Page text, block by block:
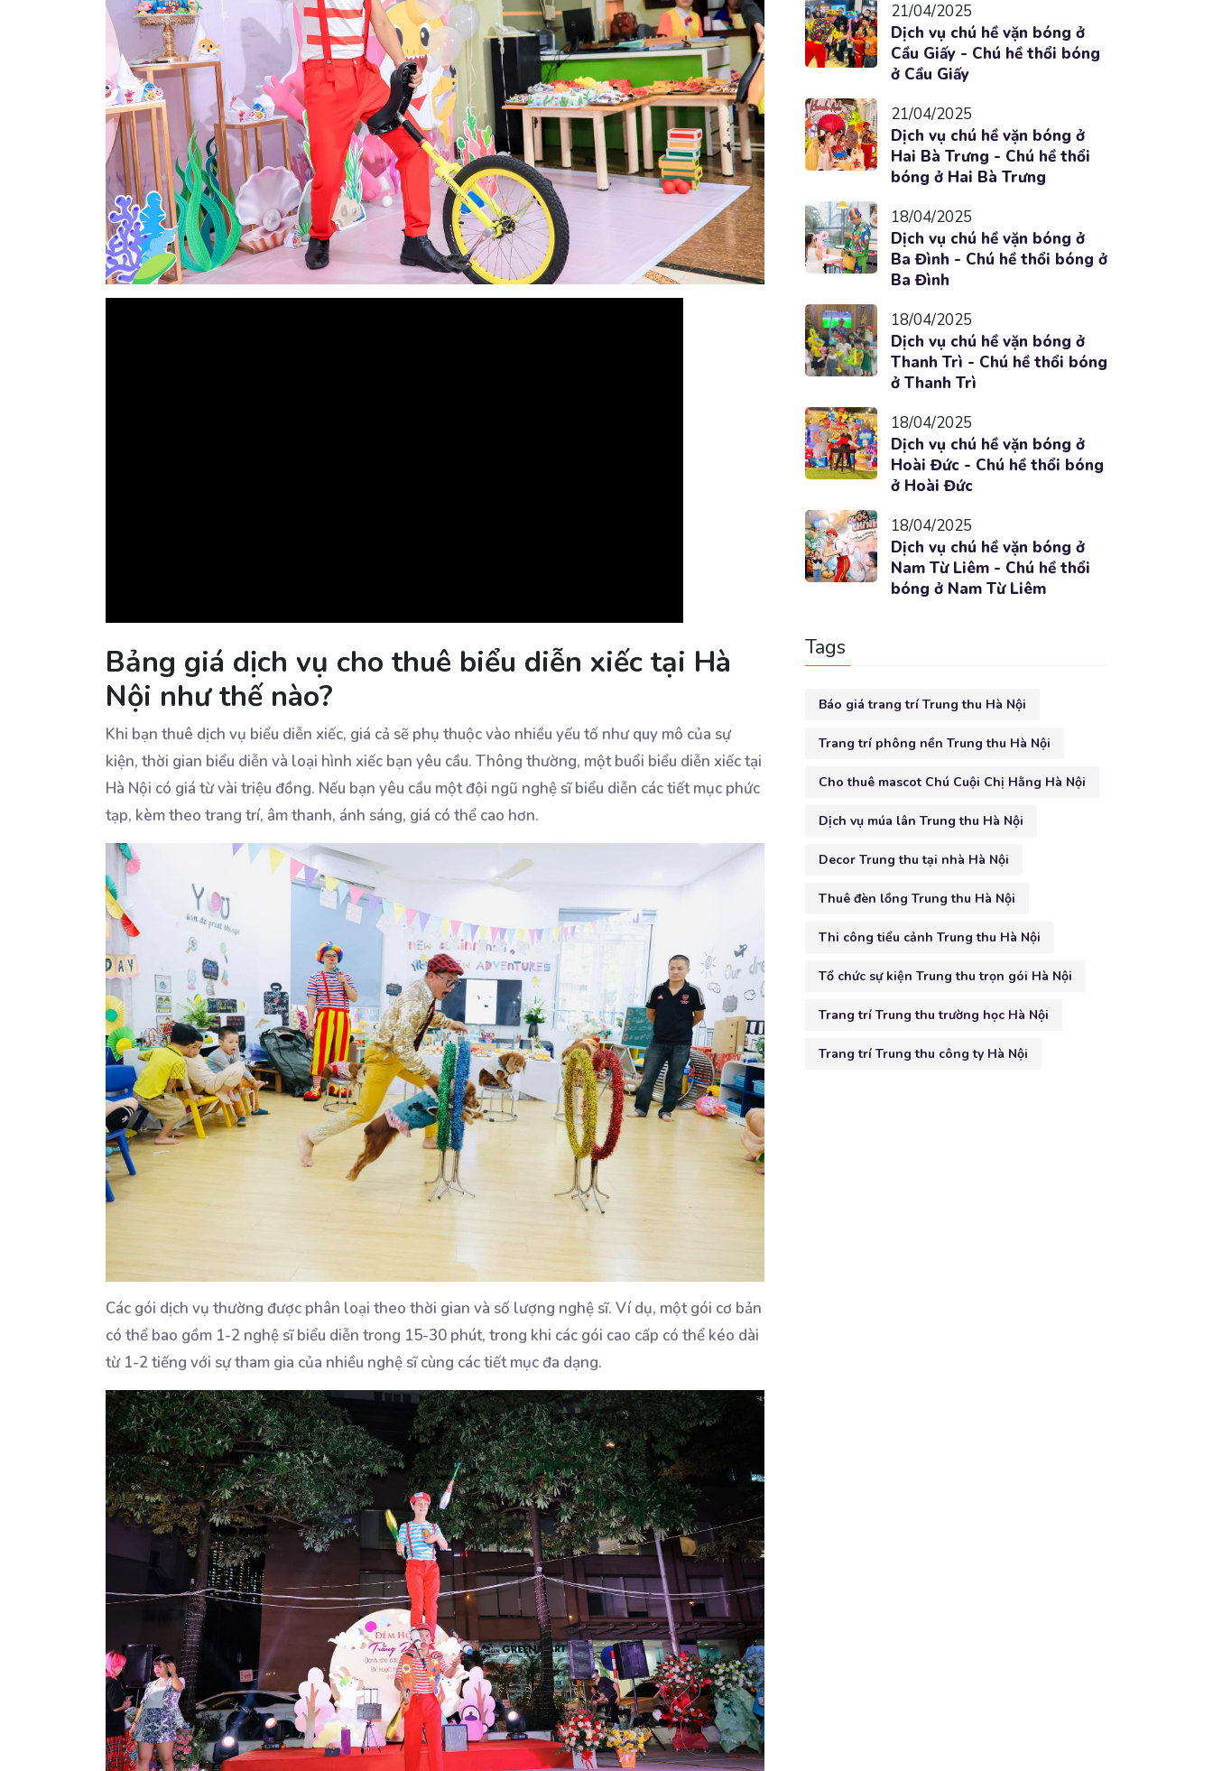
Bảng giá dịch vụ cho thuê biểu diễn xiếc tại Hà
Nội như thế nào?
Khi bạn thuê dịch vụ biểu diễn xiếc, giá cả sẽ phụ thuộc vào nhiều yếu tố như quy mô của sự
kiện, thời gian biểu diễn và loại hình xiếc bạn yêu cầu. Thông thường, một buổi biểu diễn xiếc tại
Hà Nội có giá từ vài triệu đồng. Nếu bạn yêu cầu một đội ngũ nghệ sĩ biểu diễn các tiết mục phức
tạp, kèm theo trang trí, âm thanh, ánh sáng, giá có thể cao hơn.
Các gói dịch vụ thường được phân loại theo thời gian và số lượng nghệ sĩ. Ví dụ, một gói cơ bản
có thể bao gồm 1-2 nghệ sĩ biểu diễn trong 15-30 phút, trong khi các gói cao cấp có thể kéo dài
từ 1-2 tiếng với sự tham gia của nhiều nghệ sĩ cùng các tiết mục đa dạng.
21/04/2025
Dịch vụ chú hề vặn bóng ở
Cầu Giấy - Chú hề thổi bóng
ở Cầu Giấy
21/04/2025
Dịch vụ chú hề vặn bóng ở
Hai Bà Trưng - Chú hề thổi
bóng ở Hai Bà Trưng
18/04/2025
Dịch vụ chú hề vặn bóng ở
Ba Đình - Chú hề thổi bóng ở
Ba Đình
18/04/2025
Dịch vụ chú hề vặn bóng ở
Thanh Trì - Chú hề thổi bóng
ở Thanh Trì
18/04/2025
Dịch vụ chú hề vặn bóng ở
Hoài Đức - Chú hề thổi bóng
ở Hoài Đức
18/04/2025
Dịch vụ chú hề vặn bóng ở
Nam Từ Liêm - Chú hề thổi
bóng ở Nam Từ Liêm
Tags
Báo giá trang trí Trung thu Hà Nội
Trang trí phông nền Trung thu Hà Nội
Cho thuê mascot Chú Cuội Chị Hằng Hà Nội
Dịch vụ múa lân Trung thu Hà Nội
Decor Trung thu tại nhà Hà Nội
Thuê đèn lồng Trung thu Hà Nội
Thi công tiểu cảnh Trung thu Hà Nội
Tổ chức sự kiện Trung thu trọn gói Hà Nội
Trang trí Trung thu trường học Hà Nội
Trang trí Trung thu công ty Hà Nội